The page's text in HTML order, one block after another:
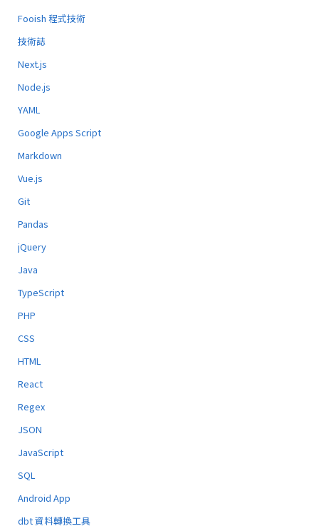
Fooish 程式技術
技術誌
Next.js
Node.js
YAML
Google Apps Script
Markdown
Vue.js
Git
Pandas
jQuery
Java
TypeScript
PHP
CSS
HTML
React
Regex
JSON
JavaScript
SQL
Android App
dbt 資料轉換工具